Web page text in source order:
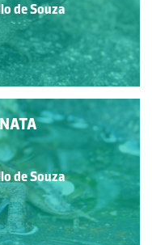
de Souza
de Souza